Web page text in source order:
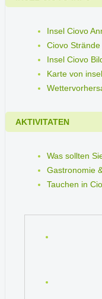
Insel Ciovo
Ciovo Strände
Insel Ciovo
Karte von
AKTIVITATEN
Was sollten
Gastronomie
Tauchen in